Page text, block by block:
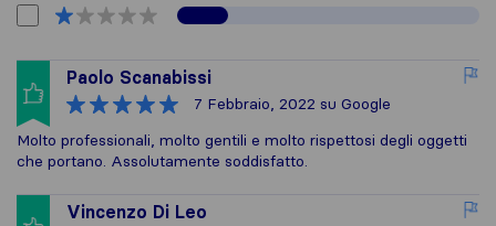
Paolo Scanabissi
7 Febbraio, 2022 su Google
Molto professionali, molto gentili e molto rispettosi degli oggetti
che portano. Assolutamente soddisfatto.
Vincenzo Di Leo